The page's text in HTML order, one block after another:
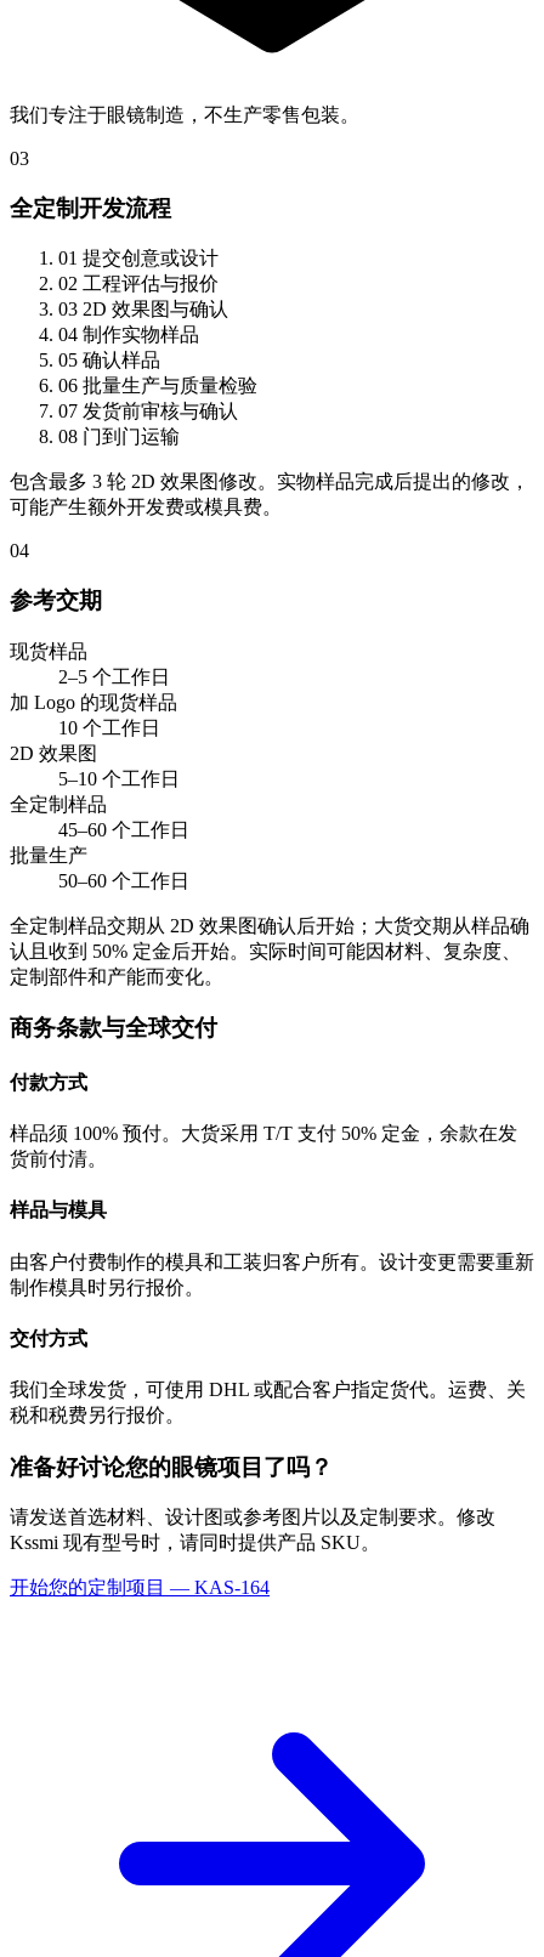
我们专注于眼镜制造，不生产零售包装。
03
全定制开发流程
01 提交创意或设计
02 工程评估与报价
03 2D 效果图与确认
04 制作实物样品
05 确认样品
06 批量生产与质量检验
07 发货前审核与确认
08 门到门运输
包含最多 3 轮 2D 效果图修改。实物样品完成后提出的修改，
可能产生额外开发费或模具费。
04
参考交期
现货样品
2–5 个工作日
加 Logo 的现货样品
10 个工作日
2D 效果图
5–10 个工作日
全定制样品
45–60 个工作日
批量生产
50–60 个工作日
全定制样品交期从 2D 效果图确认后开始；大货交期从样品确
认且收到 50% 定金后开始。实际时间可能因材料、复杂度、
定制部件和产能而变化。
商务条款与全球交付
付款方式
样品须 100% 预付。大货采用 T/T 支付 50% 定金，余款在发
货前付清。
样品与模具
由客户付费制作的模具和工装归客户所有。设计变更需要重新
制作模具时另行报价。
交付方式
我们全球发货，可使用 DHL 或配合客户指定货代。运费、关
税和税费另行报价。
准备好讨论您的眼镜项目了吗？
请发送首选材料、设计图或参考图片以及定制要求。修改
Kssmi 现有型号时，请同时提供产品 SKU。
开始您的定制项目 — KAS-164